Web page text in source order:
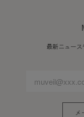
最新ニュー
メ